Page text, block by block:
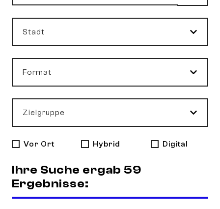
Stadt
Format
Zielgruppe
Vor Ort Hybrid Digital
Ihre Suche ergab 59
Ergebnisse: